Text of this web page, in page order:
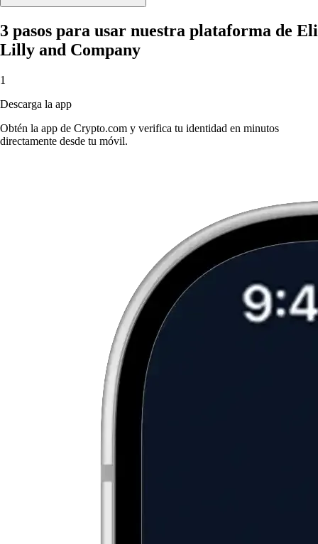
3 pasos para usar nuestra plataforma de Eli
Lilly and Company
1
Descarga la app
Obtén la app de Crypto.com y verifica tu identidad en minutos
directamente desde tu móvil.